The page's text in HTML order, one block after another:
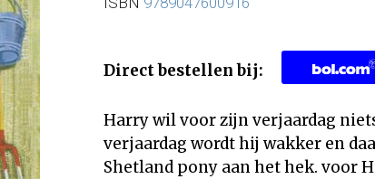
Direct bestellen bij:
Harry wil voor zijn verjaardag
verjaardag wordt hij wakker en
Shetland pony aan het hek. voor